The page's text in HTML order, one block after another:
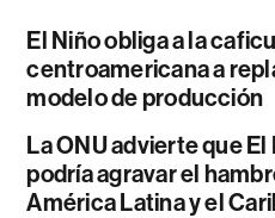
El Niño obliga a la
centroamericana a
modelo de producción
La ONU advierte que El
podría agravar el
América Latina y el